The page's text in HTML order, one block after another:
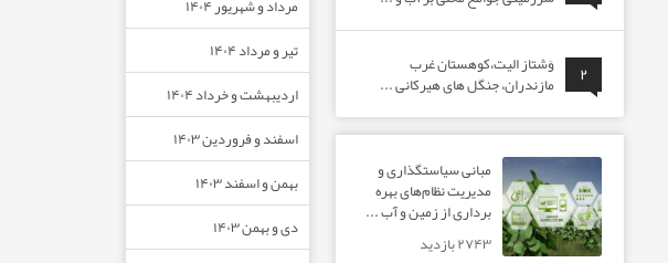
۲
وَشتاز الیت،کوهستان غرب
مازندران، جنگل های هیرکانی ...
مبانی سیاستگذاری و
مدیریت نظام‌های بهره‌
برداری از زمین و آب ...
۲۷۴۳ بازدید
مرداد و شهریور ۱۴۰۴
تیر و مرداد ۱۴۰۴
اردیبهشت و خرداد ۱۴۰۴
اسفند و فروردین ۱۴۰۳
بهمن و اسفند ۱۴۰۳
دی و بهمن ۱۴۰۳